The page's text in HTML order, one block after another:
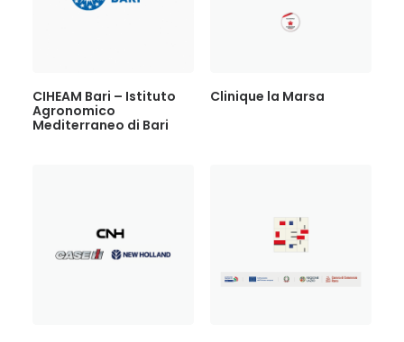
CIHEAM Bari – Istituto
Agronomico
Mediterraneo di Bari
Clinique la Marsa